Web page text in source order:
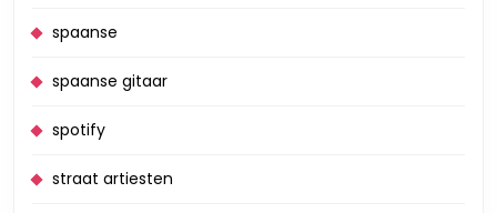
spaanse
spaanse gitaar
spotify
straat artiesten